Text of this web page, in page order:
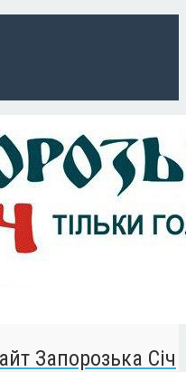
Запорозька Січ